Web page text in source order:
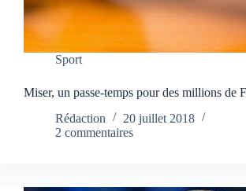
Sport
Miser, un passe-temps pour des millions de
Rédaction
20 juillet 2018
2 commentaires